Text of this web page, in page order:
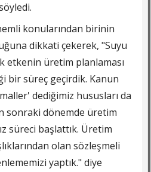
konularından birinin
dikkati çekerek, "Suyu
etkenin üretim planlaması
bir süreç geçirdik. Kanun
dediğimiz hususları da
sonraki dönemde üretim
süreci başlattık. Üretim
olan sözleşmeli
yaptık." diye